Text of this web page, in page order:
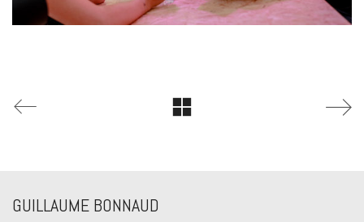
GUILLAUME BONNAUD